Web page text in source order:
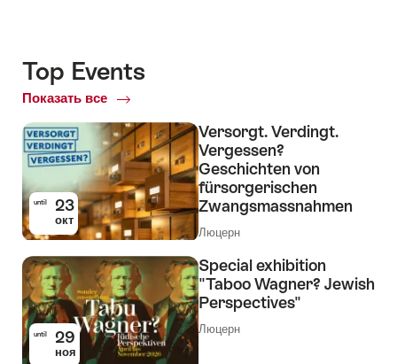
Top Events
Показать все
Top
until 23
окт
Versorgt. Verdingt.
Vergessen?
Geschichten von
fürsorgerischen
Zwangsmassnahmen
Люцерн
until 29
ноя
Special exhibition
"Taboo Wagner? Jewish
Perspectives"
Люцерн